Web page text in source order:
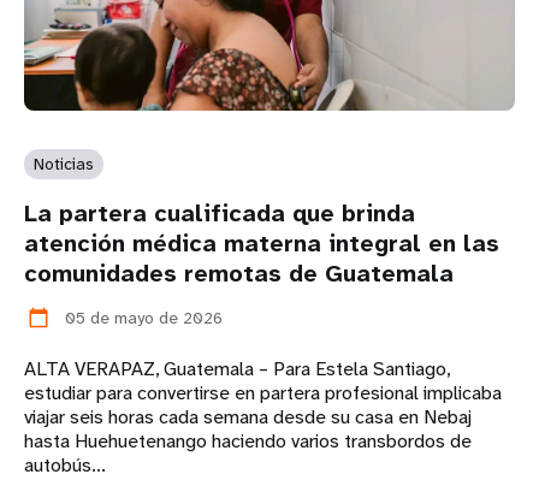
Noticias
La partera cualificada que brinda
atención médica materna integral en las
comunidades remotas de Guatemala
calendar_today 05 de mayo de 2026
ALTA VERAPAZ, Guatemala – Para Estela Santiago,
estudiar para convertirse en partera profesional implicaba
viajar seis horas cada semana desde su casa en Nebaj
hasta Huehuetenango haciendo varios transbordos de
autobús...